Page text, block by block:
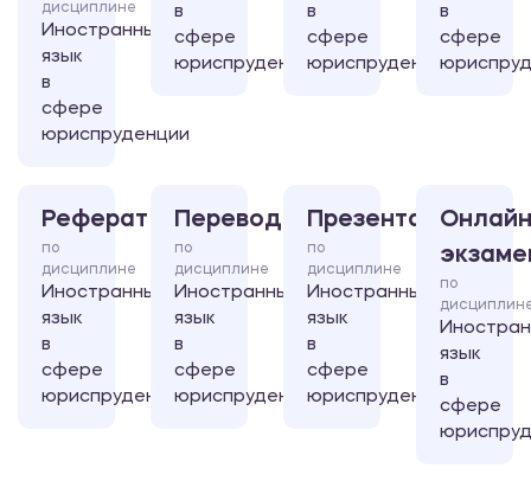
дисциплине
Иностранный
язык
в
сфере
юриспруденции
в
сфере
юриспруденции
в
сфере
юриспруденции
в
сфере
Реферат
по
дисциплине
Иностранный
язык
в
сфере
юриспруденции
Перевод
по
дисциплине
Иностранный
язык
в
сфере
юриспруденции
Презентация
по
дисциплине
Иностранный
язык
в
сфере
юриспруденции
по
язык
в
сфере